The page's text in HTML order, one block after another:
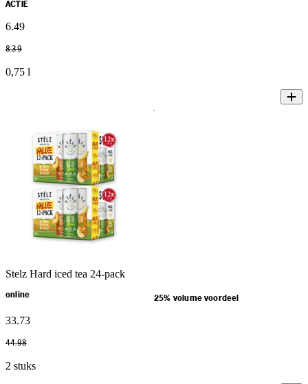
ACTIE
6.49
8.39
0,75 l
Stelz Hard iced tea 24-pack
online 25% volume voordeel
33.73
44.98
2 stuks